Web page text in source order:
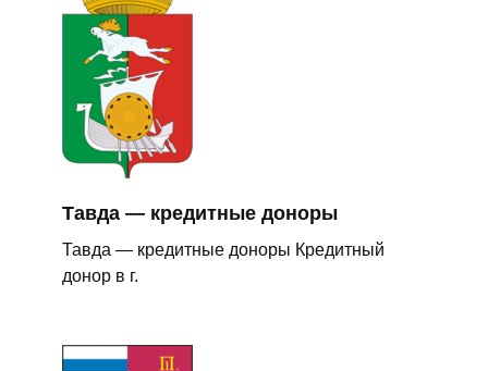
Тавда — кредитные доноры
Тавда — кредитные доноры Кредитный
донор в г.